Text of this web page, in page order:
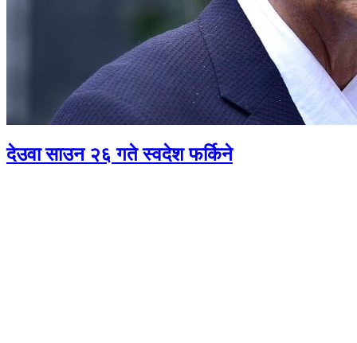
देउवा साउन २६ गते स्वदेश फर्किने